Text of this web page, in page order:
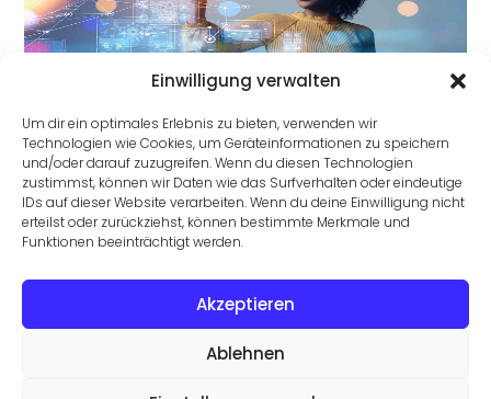
Einwilligung verwalten
Um dir ein optimales Erlebnis zu bieten, verwenden wir
Technologien wie Cookies, um Geräteinformationen zu speichern
und/oder darauf zuzugreifen. Wenn du diesen Technologien
zustimmst, können wir Daten wie das Surfverhalten oder eindeutige
IDs auf dieser Website verarbeiten. Wenn du deine Einwilligung nicht
erteilst oder zurückziehst, können bestimmte Merkmale und
Funktionen beeinträchtigt werden.
Akzeptieren
Ablehnen
IT-Karriere: Talent kennt kein Geschlecht!
Frauen in der IT: Gestaltet eure Zukunft aktiv mit!